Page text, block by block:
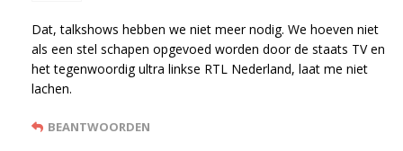
Dat, talkshows hebben we niet meer nodig. We hoeven niet
als een stel schapen opgevoed worden door de staats TV en
het tegenwoordig ultra linkse RTL Nederland, laat me niet
lachen.
BEANTWOORDEN